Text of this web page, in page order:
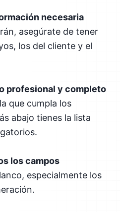
necesaria
asegúrate de tener
los del cliente y el
profesional y completo
que cumpla los
abajo tienes la lista
los campos
especialmente los